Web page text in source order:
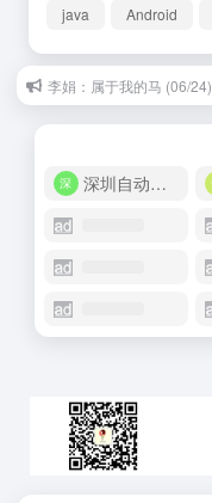
java Android
李娟：属于我的马 (06/24)
深圳自动化商城